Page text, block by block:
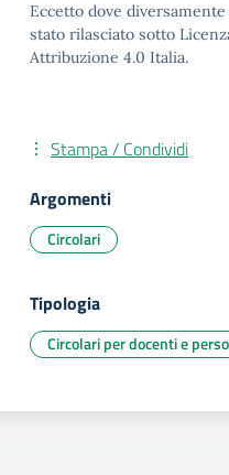
Eccetto dove
stato rilasciato sotto
Attribuzione 4.0 Italia.
Stampa / Condividi
Argomenti
Circolari
Tipologia
Circolari per docenti e